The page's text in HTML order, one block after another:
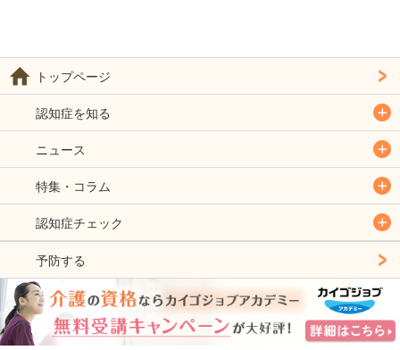
トップページ
認知症を知る
ニュース
特集・コラム
認知症チェック
予防する